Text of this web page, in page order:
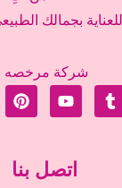
بجمالك
شركة مرخصه
اتصل بنا